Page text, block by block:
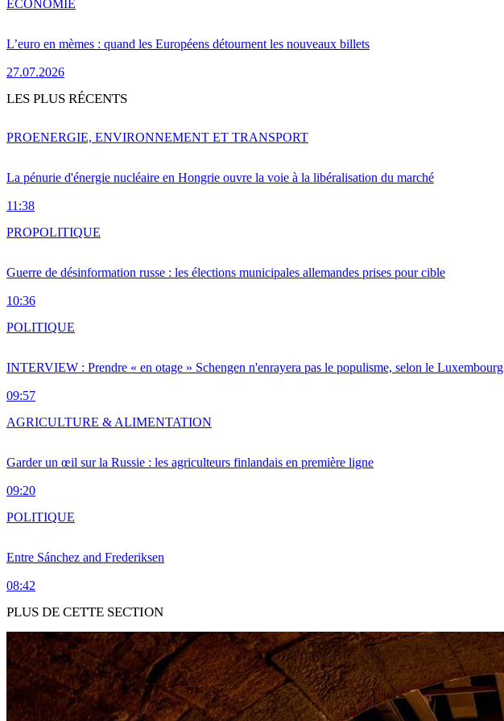
L’euro en mèmes : quand les Européens détournent les nouveaux billets
27.07.2026
ÉCONOMIE
LES PLUS RÉCENTS
La pénurie d'énergie nucléaire en Hongrie ouvre la voie à la libéralisation du marché
11:38
PROENERGIE, ENVIRONNEMENT ET TRANSPORT
Guerre de désinformation russe : les élections municipales allemandes prises pour cible
10:36
PROPOLITIQUE
INTERVIEW : Prendre « en otage » Schengen n'enrayera pas le populisme, selon le Luxembourg
09:57
POLITIQUE
Garder un œil sur la Russie : les agriculteurs finlandais en première ligne
09:20
AGRICULTURE & ALIMENTATION
Entre Sánchez and Frederiksen
08:42
POLITIQUE
PLUS DE CETTE SECTION